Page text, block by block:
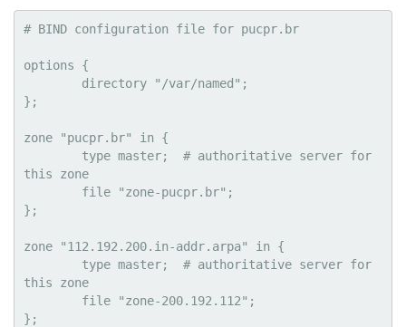
# BIND configuration file for pucpr.br
options {
};
zone "pucpr.br" in {
this zone
};
zone "112.192.200.in-addr.arpa" in {
this zone
};